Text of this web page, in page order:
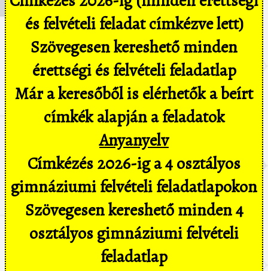
és felvételi feladat címkézve lett)
Szövegesen kereshető minden
érettségi és felvételi feladatlap
Már a keresőből is elérhetők a beírt
címkék alapján a feladatok
Anyanyelv
Címkézés 2026-ig a 4 osztályos
gimnáziumi felvételi feladatlapokon
Szövegesen kereshető minden 4
osztályos gimnáziumi felvételi
feladatlap